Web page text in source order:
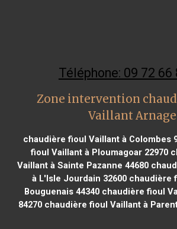
Téléphone: 09 72 66
Zone intervention
Vaillant Arnage
chaudière fioul Vaillant à Colombes
fioul Vaillant à Ploumagoar 22970
Vaillant à Sainte Pazanne 44680
à L'Isle Jourdain 32600 chaudière
Bouguenais 44340 chaudière fioul
84270 chaudière fioul Vaillant à